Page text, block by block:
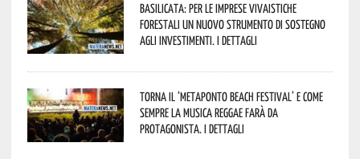
Basilicata: per le imprese vivaistiche
forestali un nuovo strumento di sostegno
agli investimenti. I dettagli
Torna il ‘Metaponto beach festival’ e come
sempre la musica reggae farà da
protagonista. I dettagli